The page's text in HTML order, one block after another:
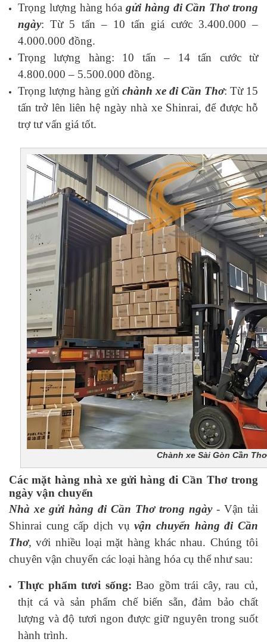
Trọng lượng hàng hóagửi hàng đi Cần Thơ trong
ngày: Từ 5 tấn – 10 tấn giá cước 3.400.000 –
4.000.000 đồng.
Trọng lượng hàng: 10 tấn – 14 tấn cước từ
4.800.000 – 5.500.000 đồng.
Trọng lượng hàng gửi chành xe đi Cần Thơ: Từ 15
tấn trở lên liên hệ ngày nhà xe Shinrai, để được hỗ
trợ tư vấn giá tốt.
Chành xe Sài Gòn Cần
Các mặt hàng nhà xe gửi hàng đi Cần Thơ trong
ngày vận chuyển
Nhà xe gửi hàng đi Cần Thơ trong ngày- Vận tải
Shinrai cung cấp dịch vụvận chuyển hàng đi Cần
Thơ, với nhiều loại mặt hàng khác nhau. Chúng tôi
chuyên vận chuyển các loại hàng hóa cụ thể như sau:
Thực phẩm tươi sống: Bao gồm trái cây, rau củ,
thịt cá và sản phẩm chế biến sẵn, đảm bảo chất
lượng và độ tươi ngon được giữ nguyên trong suốt
hành trình.